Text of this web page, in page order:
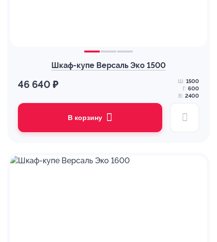
Шкаф-купе Версаль Эко 1500
46 640 ₽ Ш: 1500
Г: 600
В: 2400
В корзину